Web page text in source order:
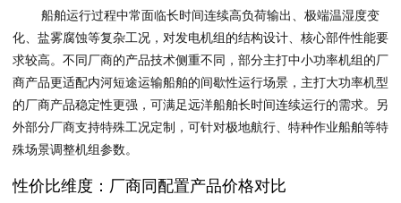
船舶运行过程中常面临长时间连续高负荷输出、极端温湿度变
化、盐雾腐蚀等复杂工况，对发电机组的结构设计、核心部件性能要
求较高。不同厂商的产品技术侧重不同，部分主打中小功率机组的厂
商产品更适配内河短途运输船舶的间歇性运行场景，主打大功率机型
的厂商产品稳定性更强，可满足远洋船舶长时间连续运行的需求。另
外部分厂商支持特殊工况定制，可针对极地航行、特种作业船舶等特
殊场景调整机组参数。
性价比维度：厂商同配置产品价格对比